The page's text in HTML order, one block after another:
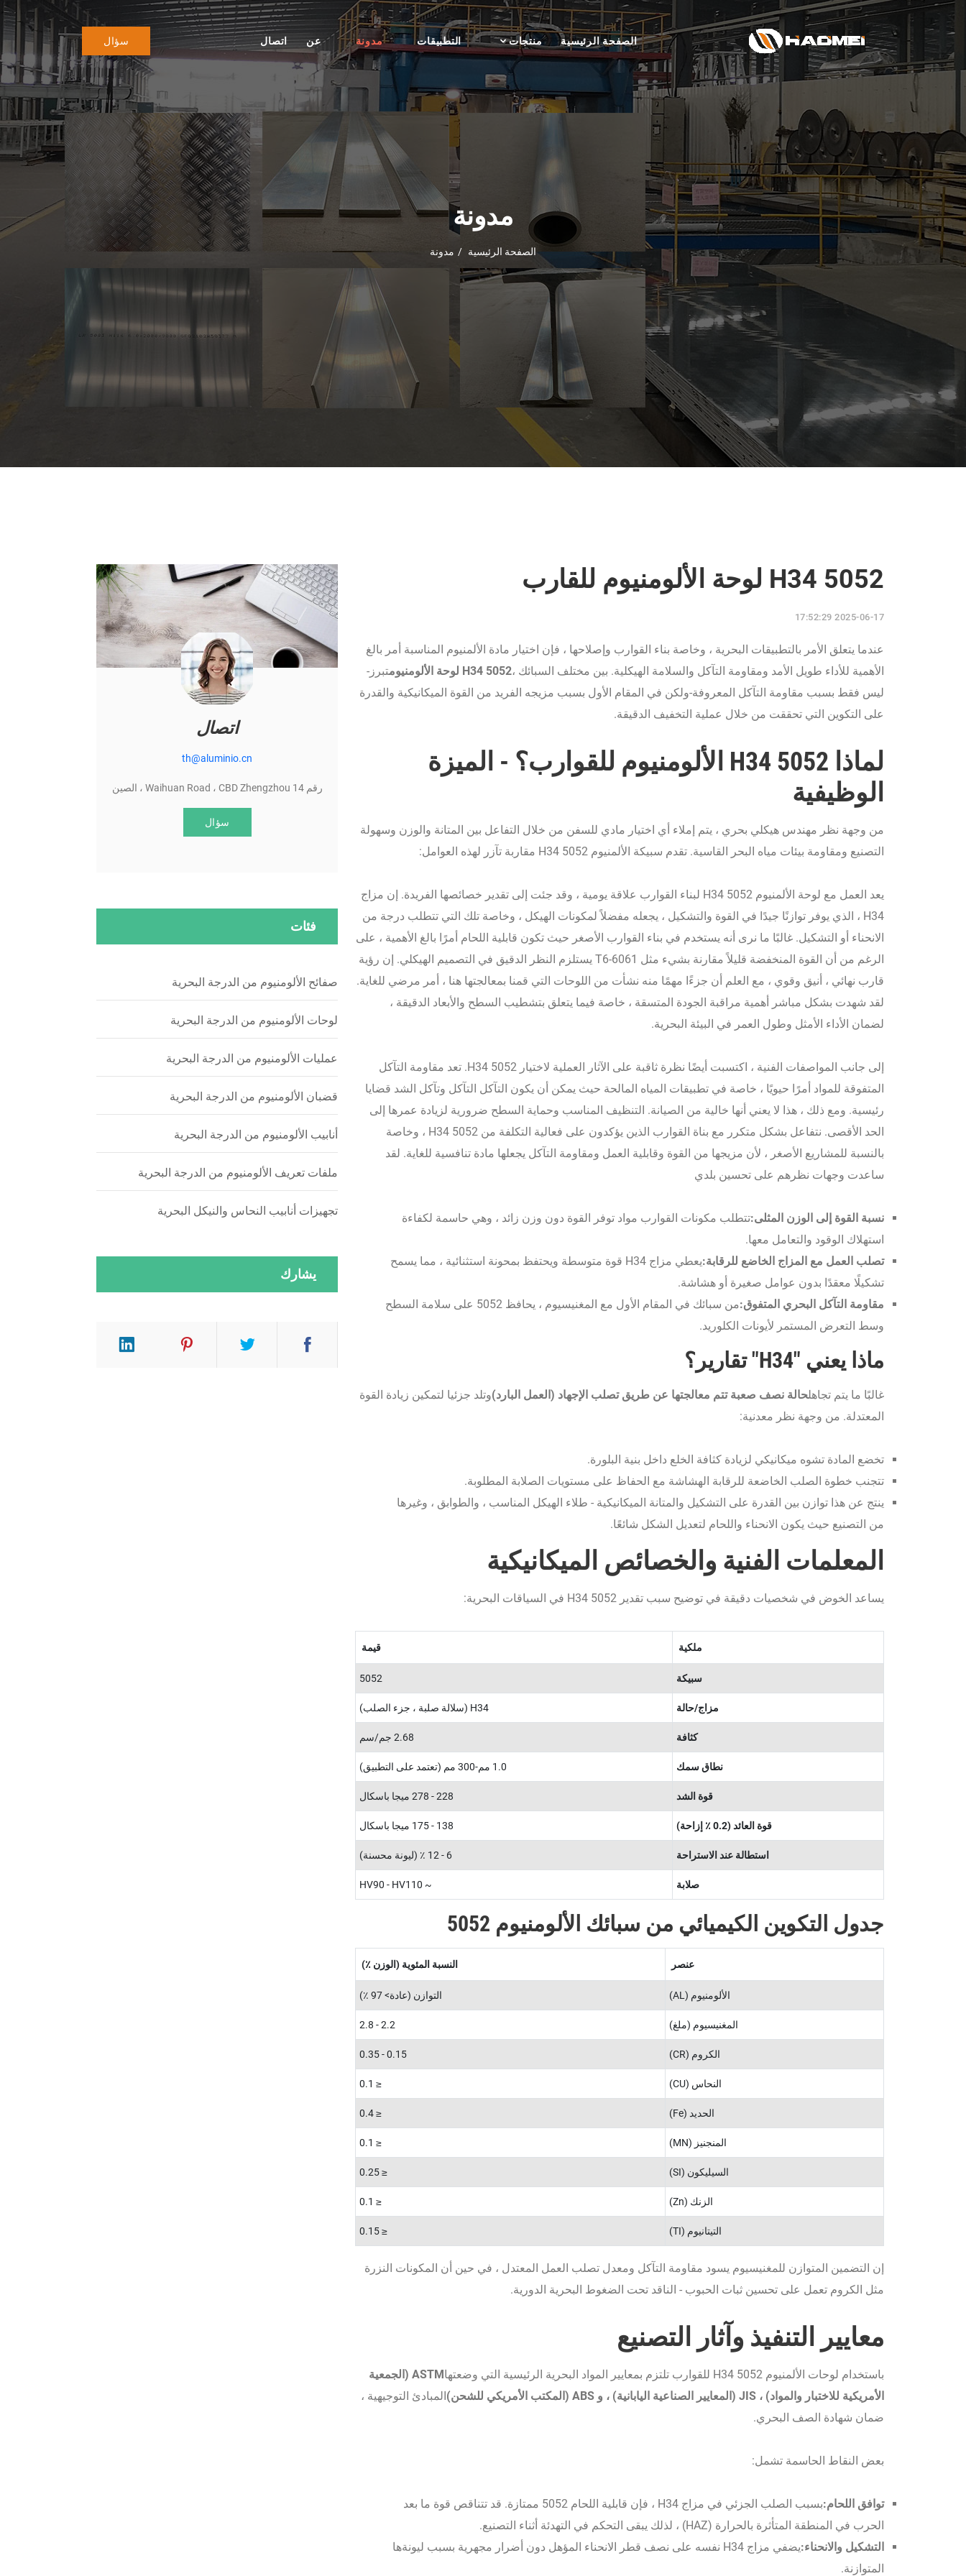
الصفحة الرئيسية منتجات التطبيقات مدونة عن اتصال سؤال
مدونة
الصفحة الرئيسية مدونة
5052 H34 لوحة الألومنيوم للقارب
2025-06-17 17:52:29
عندما يتعلق الأمر بالتطبيقات البحرية ، وخاصة بناء القوارب وإصلاحها ، فإن اختيار مادة الألمنيوم المناسبة أمر بالغ
الأهمية للأداء طويل الأمد ومقاومة التآكل والسلامة الهيكلية. بين مختلف السبائك ،5052 H34 لوحة الألومنيوم
تبرز-
ليس فقط بسبب مقاومة التآكل المعروفة-ولكن في المقام الأول بسبب مزيجه الفريد من القوة الميكانيكية والقدرة
على التكوين التي تحققت من خلال عملية التخفيف الدقيقة.
لماذا 5052 H34 الألومنيوم للقوارب؟ - الميزة
الوظيفية
من وجهة نظر مهندس هيكلي بحري ، يتم إملاء أي اختيار مادي للسفن من خلال التفاعل بين المتانة والوزن وسهولة
التصنيع ومقاومة بيئات مياه البحر القاسية. تقدم سبيكة الألمنيوم 5052 H34 مقاربة تآزر لهذه العوامل:
يعد العمل مع لوحة الألمنيوم 5052 H34 لبناء القوارب علاقة يومية ، وقد جئت إلى تقدير خصائصها الفريدة. إن مزاج
H34 ، الذي يوفر توازنًا جيدًا في القوة والتشكيل ، يجعله مفضلاً لمكونات الهيكل ، وخاصة تلك التي تتطلب درجة من
الانحناء أو التشكيل. غالبًا ما نرى أنه يستخدم في بناء القوارب الأصغر حيث تكون قابلية اللحام أمرًا بالغ الأهمية ، على
الرغم من أن القوة المنخفضة قليلاً مقارنة بشيء مثل 6061-T6 يستلزم النظر الدقيق في التصميم الهيكلي. إن رؤية
قارب نهائي ، أنيق وقوي ، مع العلم أن جزءًا مهمًا منه نشأت من اللوحات التي قمنا بمعالجتها هنا ، أمر مرضي للغاية.
لقد شهدت بشكل مباشر أهمية مراقبة الجودة المتسقة ، خاصة فيما يتعلق بتشطيب السطح والأبعاد الدقيقة ،
لضمان الأداء الأمثل وطول العمر في البيئة البحرية.
إلى جانب المواصفات الفنية ، اكتسبت أيضًا نظرة ثاقبة على الآثار العملية لاختيار 5052 H34. تعد مقاومة التآكل
المتفوقة للمواد أمرًا حيويًا ، خاصة في تطبيقات المياه المالحة حيث يمكن أن يكون التآكل التآكل وتآكل الشد قضايا
رئيسية. ومع ذلك ، هذا لا يعني أنها خالية من الصيانة. التنظيف المناسب وحماية السطح ضرورية لزيادة عمرها إلى
الحد الأقصى. نتفاعل بشكل متكرر مع بناة القوارب الذين يؤكدون على فعالية التكلفة من 5052 H34 ، وخاصة
بالنسبة للمشاريع الأصغر ، لأن مزيجها من القوة وقابلية العمل ومقاومة التآكل يجعلها مادة تنافسية للغاية. لقد
ساعدت وجهات نظرهم على تحسين بلدي
نسبة القوة إلى الوزن المثلى:تتطلب مكونات القوارب مواد توفر القوة دون وزن زائد ، وهي حاسمة لكفاءة
استهلاك الوقود والتعامل معها.
تصلب العمل مع المزاج الخاضع للرقابة:
يعطي مزاج H34 قوة متوسطة ويحتفظ بمحونة استثنائية ، مما يسمح
تشكيلًا معقدًا بدون عوامل صغيرة أو هشاشة.
مقاومة التآكل البحري المتفوق:
من سبائك في المقام الأول مع المغنيسيوم ، يحافظ 5052 على سلامة السطح
وسط التعرض المستمر لأيونات الكلوريد.
ماذا يعني "H34" تقارير؟
غالبًا ما يتم تجاهلحالة نصف صعبة تتم معالجتها عن طريق تصلب الإجهاد (العمل البارد)وتلد جزئيا لتمكين زيادة القوة
المعتدلة. من وجهة نظر معدنية:
تخضع المادة تشوه ميكانيكي لزيادة كثافة الخلع داخل بنية البلورة.
تتجنب خطوة الصلب الخاضعة للرقابة الهشاشة مع الحفاظ على مستويات الصلابة المطلوبة.
ينتج عن هذا توازن بين القدرة على التشكيل والمتانة الميكانيكية - طلاء الهيكل المناسب ، والطوابق ، وغيرها
من التصنيع حيث يكون الانحناء واللحام لتعديل الشكل شائعًا.
المعلمات الفنية والخصائص الميكانيكية
يساعد الخوض في شخصيات دقيقة في توضيح سبب تقدير 5052 H34 في السياقات البحرية:
ملكية قيمة
سبيكة 5052
مزاج/حالة H34 (سلالة صلبة ، جزء الصلب)
كثافة 2.68 جم/سم
نطاق سمك 1.0 مم-300 مم (تعتمد على التطبيق)
قوة الشد 228 - 278 ميجا باسكال
قوة العائد (0.2 ٪ إزاحة) 138 - 175 ميجا باسكال
استطالة عند الاستراحة 6 - 12 ٪ (ليونة محسنة)
صلابة ~ HV90 - HV110
جدول التكوين الكيميائي من سبائك الألومنيوم 5052
عنصر النسبة المئوية (الوزن ٪)
الألومنيوم (AL) التوازن (عادة> 97 ٪)
المغنيسيوم (ملغ) 2.2 - 2.8
الكروم (CR) 0.15 - 0.35
النحاس (CU) ≤ 0.1
الحديد (Fe) ≤ 0.4
المنجنيز (MN) ≤ 0.1
السيليكون (SI) ≤ 0.25
الزنك (Zn) ≤ 0.1
التيتانيوم (TI) ≤ 0.15
إن التضمين المتوازن للمغنيسيوم يسود مقاومة التآكل ومعدل تصلب العمل المعتدل ، في حين أن المكونات النزرة
مثل الكروم تعمل على تحسين ثبات الحبوب - الناقد تحت الضغوط البحرية الدورية.
معايير التنفيذ وآثار التصنيع
باستخدام لوحات الألمنيوم 5052 H34 للقوارب تلتزم بمعايير المواد البحرية الرئيسية التي وضعتها
ASTM (الجمعية
الأمريكية للاختبار والمواد) ، JIS (المعايير الصناعية اليابانية) ، و ABS (المكتب الأمريكي للشحن)
المبادئ التوجيهية ،
ضمان شهادة الصف البحري.
بعض النقاط الحاسمة تشمل:
توافق اللحام:
بسبب الصلب الجزئي في مزاج H34 ، فإن قابلية اللحام 5052 ممتازة. قد تتناقص قوة ما بعد
الحرب في المنطقة المتأثرة بالحرارة (HAZ) ، لذلك يبقى التحكم في التهدئة أثناء التصنيع.
التشكيل والانحناء:
يضفي مزاج H34 نفسه على نصف قطر الانحناء المؤهل دون أضرار مجهرية بسبب ليونةها
المتوازنة.
اتصال
th@aluminio.cn
رقم 14 Waihuan Road ، CBD Zhengzhou ، الصين
سؤال
فئات
صفائح الألومنيوم من الدرجة البحرية
لوحات الألومنيوم من الدرجة البحرية
عمليات الألومنيوم من الدرجة البحرية
قضبان الألومنيوم من الدرجة البحرية
أنابيب الألومنيوم من الدرجة البحرية
ملفات تعريف الألومنيوم من الدرجة البحرية
تجهيزات أنابيب النحاس والنيكل البحرية
يشارك